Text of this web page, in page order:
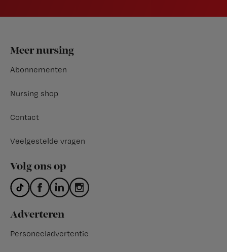
Footer
Meer nursing
Abonnementen
Nursing shop
Contact
Veelgestelde vragen
Volg ons op
Adverteren
Personeeladvertentie